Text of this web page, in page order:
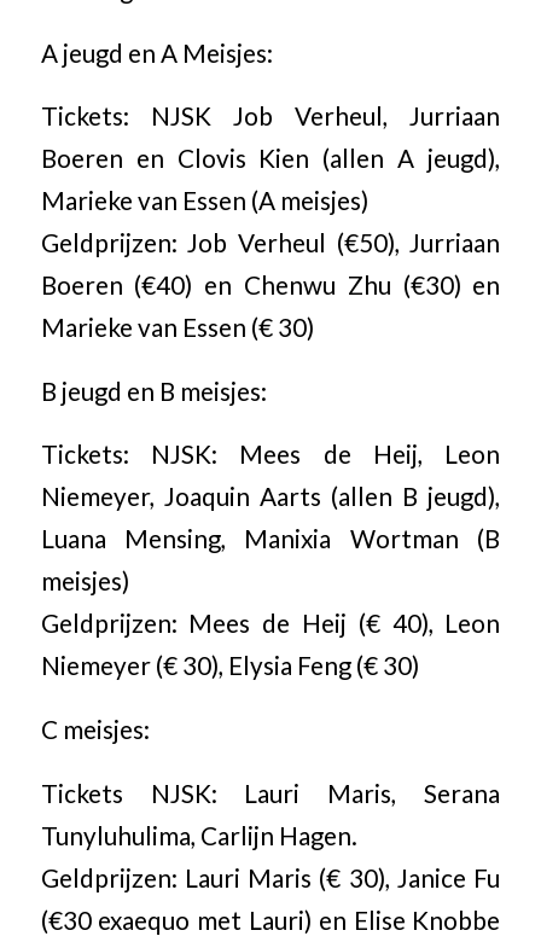
A jeugd en A Meisjes:
Tickets: NJSK Job Verheul, Jurriaan
Boeren en Clovis Kien (allen A jeugd),
Marieke van Essen (A meisjes)
Geldprijzen: Job Verheul (€50), Jurriaan
Boeren (€40) en Chenwu Zhu (€30) en
Marieke van Essen (€ 30)
B jeugd en B meisjes:
Tickets: NJSK: Mees de Heij, Leon
Niemeyer, Joaquin Aarts (allen B jeugd),
Luana Mensing, Manixia Wortman (B
meisjes)
Geldprijzen: Mees de Heij (€ 40), Leon
Niemeyer (€ 30), Elysia Feng (€ 30)
C meisjes:
Tickets NJSK: Lauri Maris, Serana
Tunyluhulima, Carlijn Hagen.
Geldprijzen: Lauri Maris (€ 30), Janice Fu
(€30 exaequo met Lauri) en Elise Knobbe